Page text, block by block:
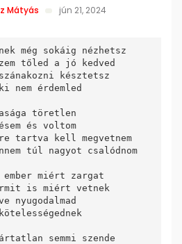
Mátyás jún 21, 2024
még sokáig nézhetsz
tőled a jó kedved
késztetsz
nem érdemled
töretlen
és voltom
tartva kell megvetnem
túl nagyot csalódnom
miért zargat
is miért vetnek
nyugodalmad
semmi szende